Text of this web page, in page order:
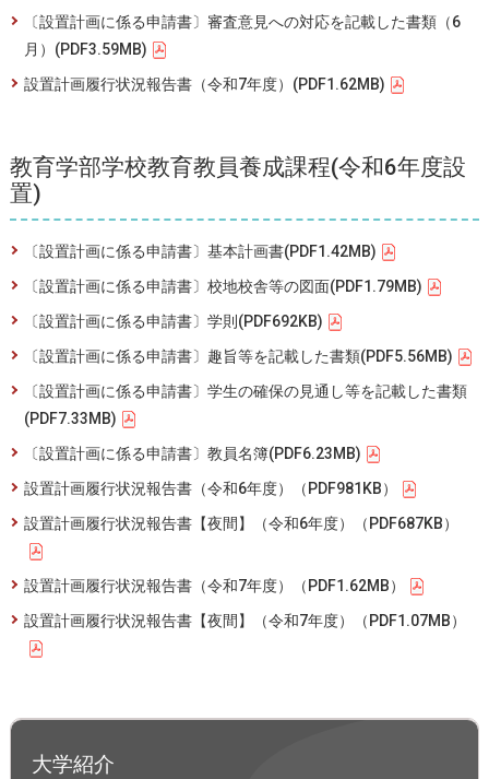
〔設置計画に係る申請書〕審査意見への対応を記載した書類（6
月）(PDF3.59MB)
設置計画履行状況報告書（令和7年度）(PDF1.62MB)
教育学部学校教育教員養成課程(令和6年度設
置)
〔設置計画に係る申請書〕基本計画書(PDF1.42MB)
〔設置計画に係る申請書〕校地校舎等の図面(PDF1.79MB)
〔設置計画に係る申請書〕学則(PDF692KB)
〔設置計画に係る申請書〕趣旨等を記載した書類(PDF5.56MB)
〔設置計画に係る申請書〕学生の確保の見通し等を記載した書類
(PDF7.33MB)
〔設置計画に係る申請書〕教員名簿(PDF6.23MB)
設置計画履行状況報告書（令和6年度）（PDF981KB）
設置計画履行状況報告書【夜間】（令和6年度）（PDF687KB）
設置計画履行状況報告書（令和7年度）（PDF1.62MB）
設置計画履行状況報告書【夜間】（令和7年度）（PDF1.07MB）
大学紹介